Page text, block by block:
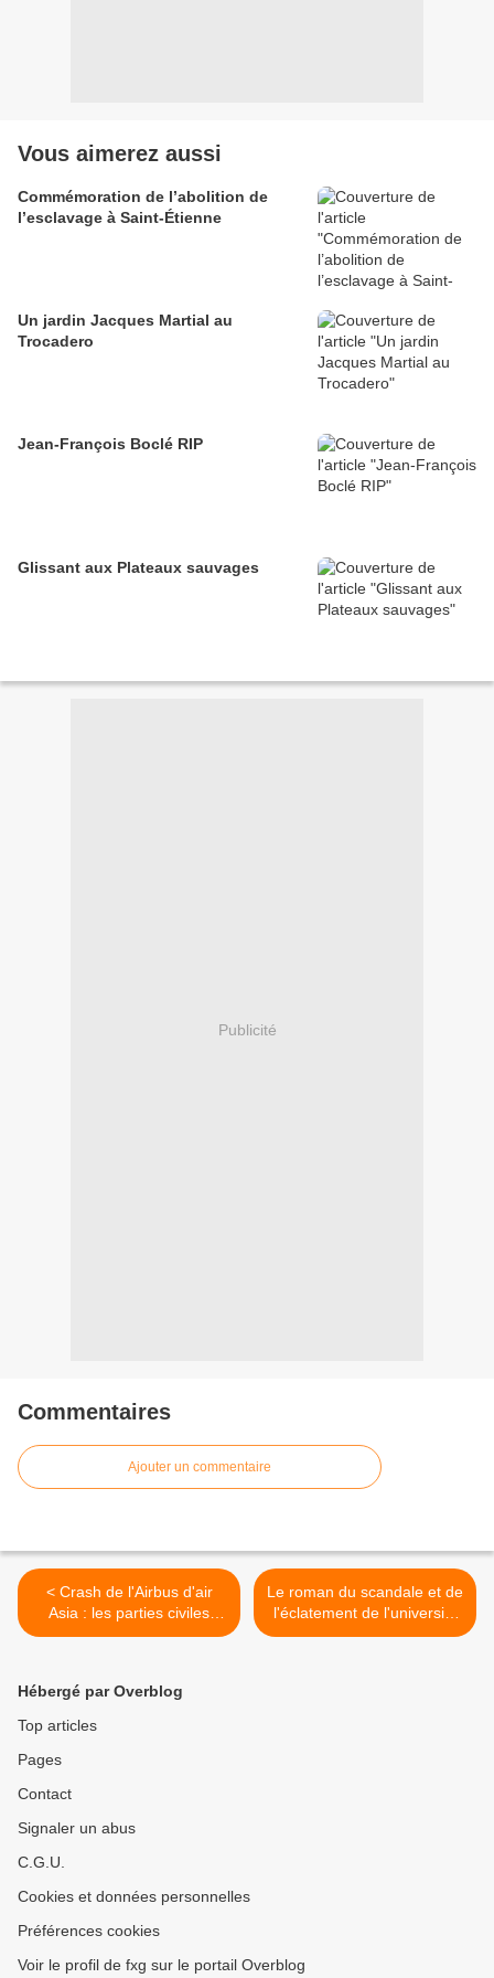
Vous aimerez aussi
Commémoration de l’abolition de
l’esclavage à Saint-Étienne
Un jardin Jacques Martial au
Trocadero
Jean-François Boclé RIP
Glissant aux Plateaux sauvages
Publicité
Commentaires
Ajouter un commentaire
< Crash de l'Airbus d'air
Asia : les parties civiles
reçues par les juges
Le roman du scandale et de
l'éclatement de l'université
des Antilles et de la Guyane
Hébergé par Overblog
Top articles
Pages
Contact
Signaler un abus
C.G.U.
Cookies et données personnelles
Préférences cookies
Voir le profil de fxg sur le portail Overblog